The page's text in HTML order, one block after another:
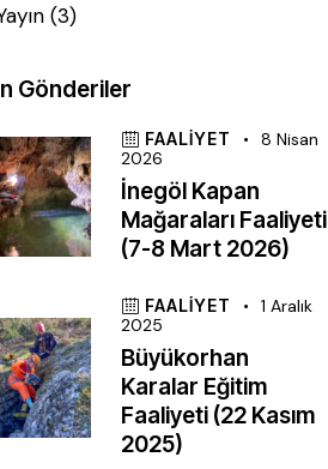
(3)
Gönderiler
FAALIYET
8 Nisan
2026
İnegöl Kapan
Mağaraları Faaliyeti
(7-8 Mart 2026)
FAALIYET
1 Aralık
2025
Büyükorhan
Karalar Eğitim
Faaliyeti (22 Kasım
2025)